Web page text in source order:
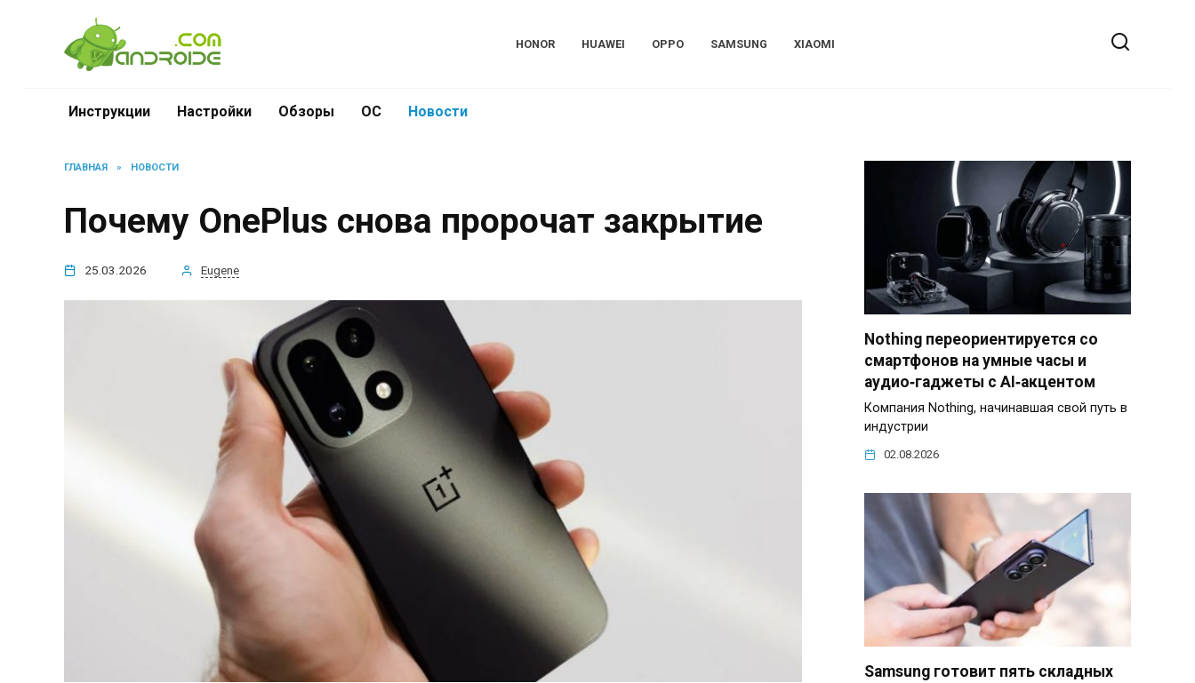
содержанию
HONOR HUAWEI OPPO SAMSUNG XIAOMI
Инструкции Настройки Обзоры ОС Новости
ГЛАВНАЯ » НОВОСТИ
Почему OnePlus снова пророчат закрытие
25.03.2026 Eugene
Nothing переориентируется со
смартфонов на умные часы и
аудио‑гаджеты с AI‑акцентом
Компания Nothing, начинавшая свой путь в
индустрии
02.08.2026
Samsung готовит пять складных